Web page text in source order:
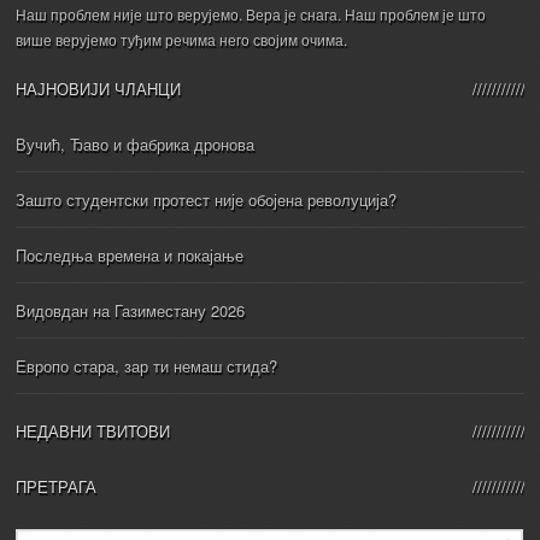
Наш проблем није што верујемо. Вера је снага. Наш проблем је што
више верујемо туђим речима него својим очима.
НАЈНОВИЈИ ЧЛАНЦИ
Вучић, Ђаво и фабрика дронова
Зашто студентски протест није обојена револуција?
Последња времена и покајање
Видовдан на Газиместану 2026
Европо стара, зар ти немаш стида?
НЕДАВНИ ТВИТОВИ
ПРЕТРАГА